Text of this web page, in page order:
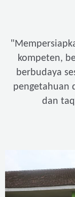
"
kompeten,
berbudaya
pengetahuan
dan